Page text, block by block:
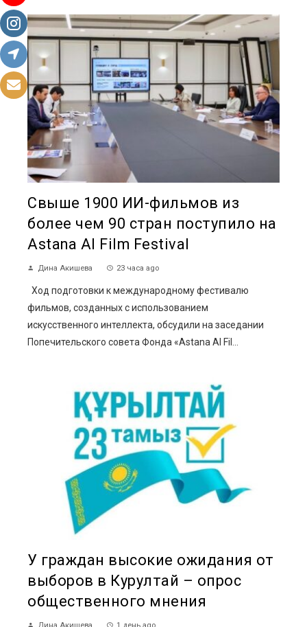
Свыше 1900 ИИ-фильмов из
более чем 90 стран поступило на
Astana AI Film Festival
Дина Акишева 23 часа ago
Ход подготовки к международному фестивалю
фильмов, созданных с использованием
искусственного интеллекта, обсудили на заседании
Попечительского совета Фонда «Astana AI Fil...
У граждан высокие ожидания от
выборов в Курултай – опрос
общественного мнения